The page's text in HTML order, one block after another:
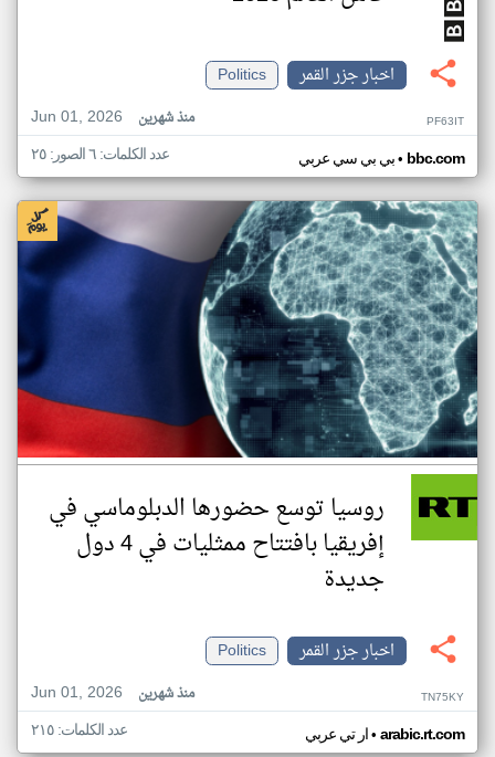
اخبار جزر القمر
Politics
Jun 01, 2026
منذ شهرين PF63IT
بي بي سي عربي• bbc.com عدد الكلمات: ٦ الصور: ٢٥
روسيا توسع حضورها الدبلوماسي في
إفريقيا بافتتاح ممثليات في 4 دول
جديدة
اخبار جزر القمر
Politics
Jun 01, 2026
منذ شهرين TN75KY
ار تي عربي• arabic.rt.com عدد الكلمات: ٢١٥